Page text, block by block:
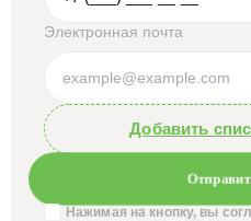
Электронная почта
Добавить
Нажимая на кнопку, вы